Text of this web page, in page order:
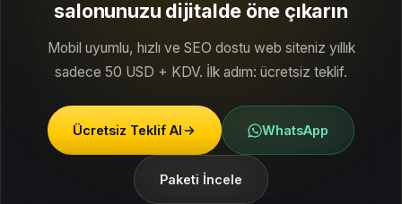
salonunuzu dijitalde öne çıkarın
Mobil uyumlu, hızlı ve SEO dostu web siteniz yıllık
sadece 50 USD + KDV. İlk adım: ücretsiz teklif.
Ücretsiz Teklif Al WhatsApp
Paketi İncele